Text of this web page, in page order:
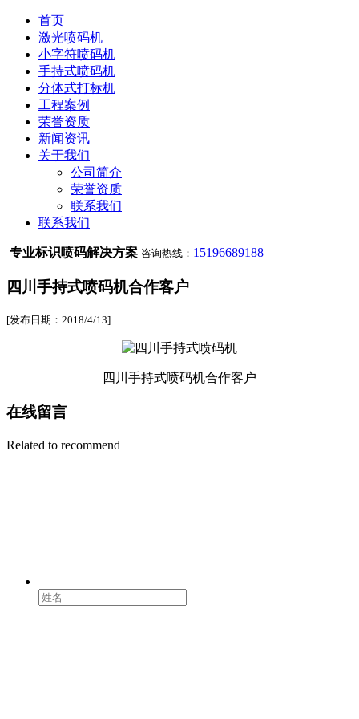
首页
激光喷码机
小字符喷码机
手持式喷码机
分体式打标机
工程案例
荣誉资质
新闻资讯
关于我们
公司简介
荣誉资质
联系我们
联系我们
专业标识喷码解决方案 咨询热线： 15196689188
四川手持式喷码机合作客户
[发布日期：2018/4/13]
四川手持式喷码机合作客户
在线留言
Related to recommend